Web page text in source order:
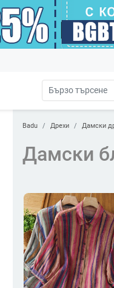
Badu Дрехи Дамски
Дамски